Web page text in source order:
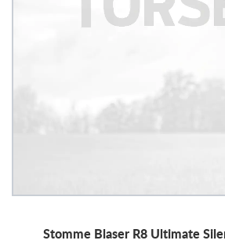
Stomme Blaser R8 Ultimate